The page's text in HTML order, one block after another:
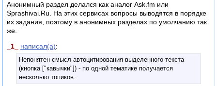
Анонимный раздел делался как аналог Ask.fm или
Sprashivai.Ru. На этих сервисах вопросы выводятся в порядке
их задания, поэтому в анонимных разделах по умолчанию так
же.
_1_ написал(а):
Непонятен смысл автоцитирования выделенного текста
(кнопка ["кавычки"]) - по одной тематике получается
несколько топиков.